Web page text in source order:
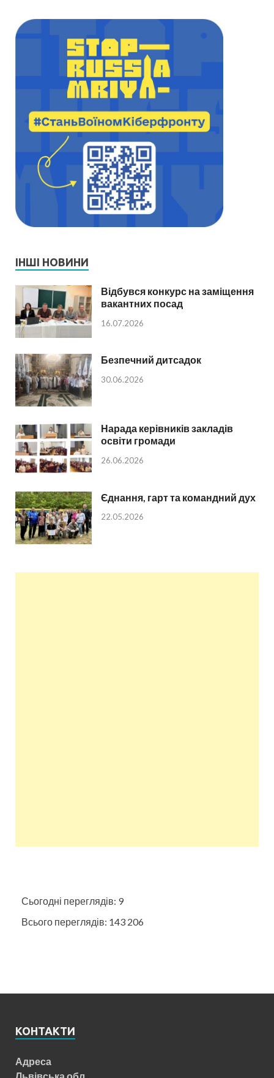
ІНШІ НОВИНИ
Відбувся конкурс на заміщення
вакантних посад
16.07.2026
Безпечний дитсадок
30.06.2026
Нарада керівників закладів
освіти громади
26.06.2026
Єднання, гарт та командний дух
22.05.2026
Сьогодні переглядів: 9
Всього переглядів: 143 206
КОНТАКТИ
Адреса
Львівська обл.,